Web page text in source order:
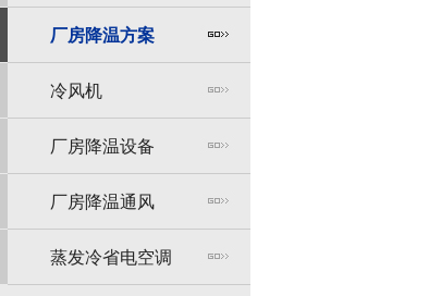
厂房降温方案
冷风机
厂房降温设备
厂房降温通风
蒸发冷省电空调